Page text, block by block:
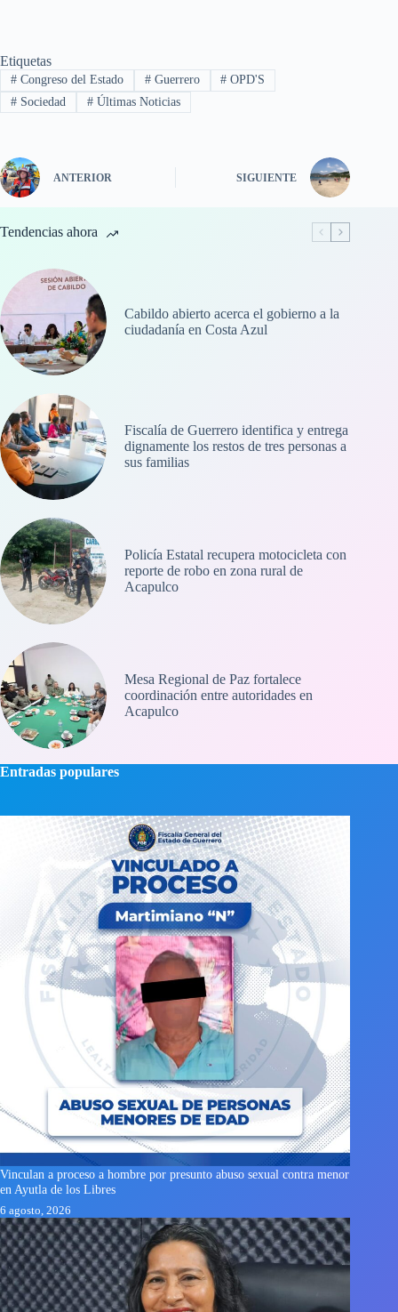
Etiquetas
#Congreso del Estado #Guerrero # OPD'S
#Sociedad #Últimas Noticias
ANTERIOR SIGUIENTE
Tendencias ahora
Cabildo abierto acerca el gobierno a la
ciudadanía en Costa Azul
Fiscalía de Guerrero identifica y entrega
dignamente los restos de tres personas a
sus familias
Policía Estatal recupera motocicleta con
reporte de robo en zona rural de
Acapulco
Mesa Regional de Paz fortalece
coordinación entre autoridades en
Acapulco
Entradas populares
Vinculan a proceso a hombre por presunto abuso sexual contra menor
en Ayutla de los Libres
6 agosto, 2026